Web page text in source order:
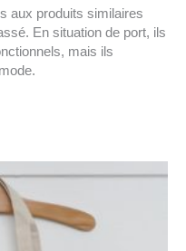
aux produits similaires
En situation de port, ils
mais ils